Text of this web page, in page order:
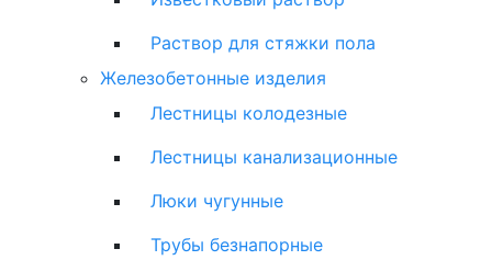
Раствор для стяжки пола
Железобетонные изделия
Лестницы колодезные
Лестницы канализационные
Люки чугунные
Трубы безнапорные